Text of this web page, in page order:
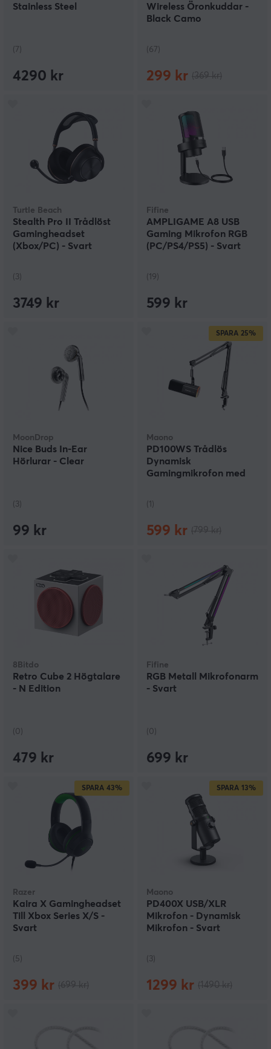
Stainless Steel
(7)
4290 kr
Wireless Öronkuddar -
Black Camo
(67)
299 kr
Turtle Beach
Stealth Pro II Trådlöst
Gamingheadset
(Xbox/PC) - Svart
(3)
3749 kr
Fifine
AMPLIGAME A8 USB
Gaming Mikrofon RGB
(PC/PS4/PS5) - Svart
(19)
599 kr
MoonDrop
Nice Buds In-Ear
Hörlurar - Clear
(3)
99 kr
SPARA 25%
Maono
PD100WS Trådlös
Dynamisk
Gamingmikrofon med
(1)
599 kr
8Bitdo
Retro Cube 2 Högtalare
- N Edition
(0)
479 kr
Fifine
RGB Metall Mikrofonarm
- Svart
(0)
699 kr
SPARA 43%
Razer
Kaira X Gamingheadset
Till Xbox Series X/S -
Svart
(5)
399 kr
SPARA 13%
Maono
PD400X USB/XLR
Mikrofon - Dynamisk
Mikrofon - Svart
(3)
1299 kr